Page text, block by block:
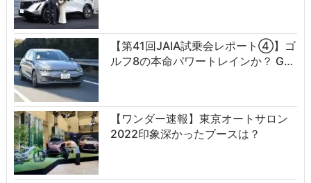
【第41回JAIA試乗会レポート④】ゴ
ルフ8の本命パワートレインか？ G…
【ワンダー速報】東京オートサロン
2022印象深かったブースは？